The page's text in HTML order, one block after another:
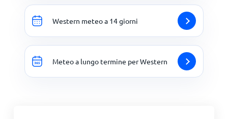
Western meteo a 14 giorni
Meteo a lungo termine per Western